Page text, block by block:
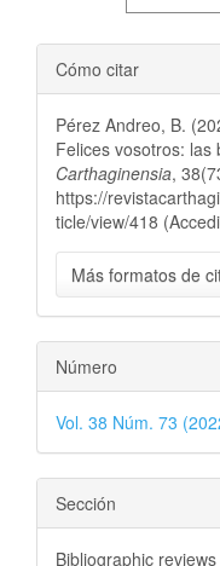
Cómo citar
Pérez Andreo, B.
Felices vosotros: las
Carthaginensia,
https://
ticle/view/418
Más formatos de
Número
Vol. 38 Núm. 73
Sección
Bibliographic reviews